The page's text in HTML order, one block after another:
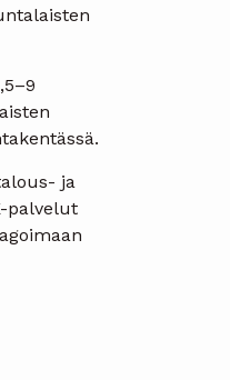
ja
palvelut